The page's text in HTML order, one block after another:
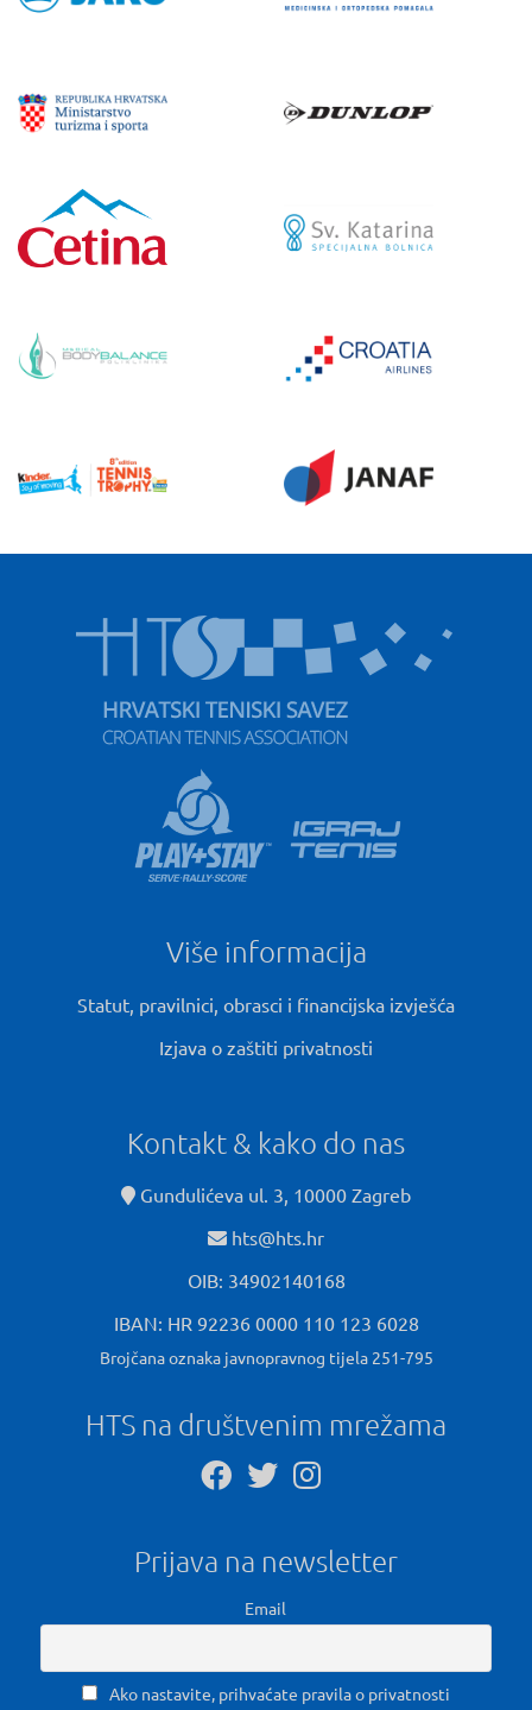
Više informacija
Statut, pravilnici, obrasci i financijska izvješća
Izjava o zaštiti privatnosti
Kontakt & kako do nas
Gundulićeva ul. 3, 10000 Zagreb
hts@hts.hr
OIB: 34902140168
IBAN: HR 92236 0000 110 123 6028
Brojčana oznaka javnopravnog tijela 251-795
HTS na društvenim mrežama
Prijava na newsletter
Email
Ako nastavite, prihvaćate pravila o privatnosti